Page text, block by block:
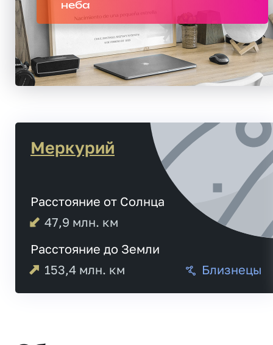
неба
Меркурий
Расстояние от Солнца
47,9 млн. км
Расстояние до Земли
153,4 млн. км Близнецы